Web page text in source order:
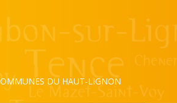
DU HAUT-LIGNON